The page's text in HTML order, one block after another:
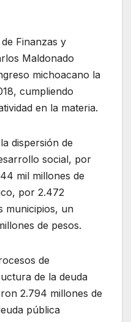
Finanzas y
Maldonado
michoacano la
cumpliendo
en la materia.
dispersión de
social, por
mil millones de
por 2.472
municipios, un
de pesos.
de
de la deuda
2.794 millones de
pública